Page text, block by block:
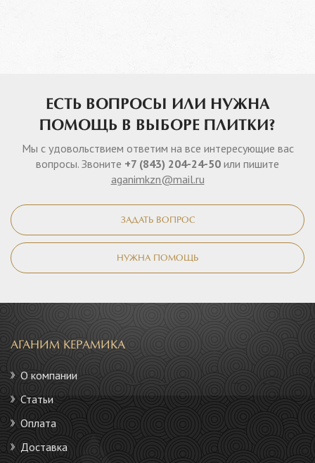
ЕСТЬ ВОПРОСЫ ИЛИ НУЖНА
ПОМОЩЬ В ВЫБОРЕ ПЛИТКИ?
Мы с удовольствием ответим на все интересующие вас
вопросы. Звоните +7 (843) 204-24-50 или пишите
aganimkzn@mail.ru
ЗАДАТЬ ВОПРОС
НУЖНА ПОМОЩЬ
АГАНИМ КЕРАМИКА
О компании
Статьи
Оплата
Доставка